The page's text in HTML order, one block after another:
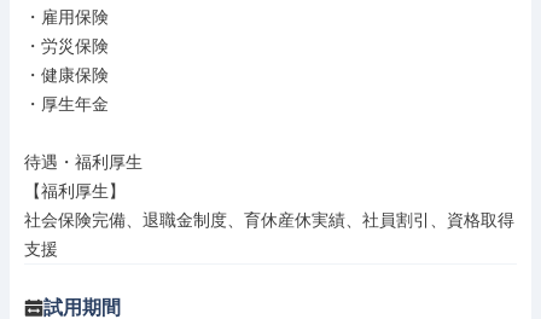
・雇用保険
・労災保険
・健康保険
・厚生年金
待遇・福利厚生
【福利厚生】
社会保険完備、退職金制度、育休産休実績、社員割引、資格取得
支援
試用期間